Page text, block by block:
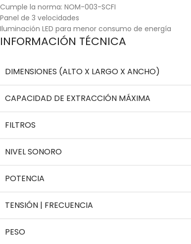
Cumple la norma: NOM-003-SCFI
Panel de 3 velocidades
Iluminación LED para menor consumo de energía
INFORMACIÓN TÉCNICA
DIMENSIONES (ALTO X LARGO X ANCHO)
CAPACIDAD DE EXTRACCIÓN MÁXIMA
FILTROS
NIVEL SONORO
POTENCIA
TENSIÓN | FRECUENCIA
PESO